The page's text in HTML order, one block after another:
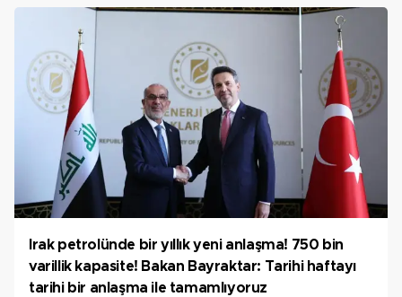
Irak petrolünde bir yıllık yeni anlaşma! 750 bin
varillik kapasite! Bakan Bayraktar: Tarihi haftayı
tarihi bir anlaşma ile tamamlıyoruz